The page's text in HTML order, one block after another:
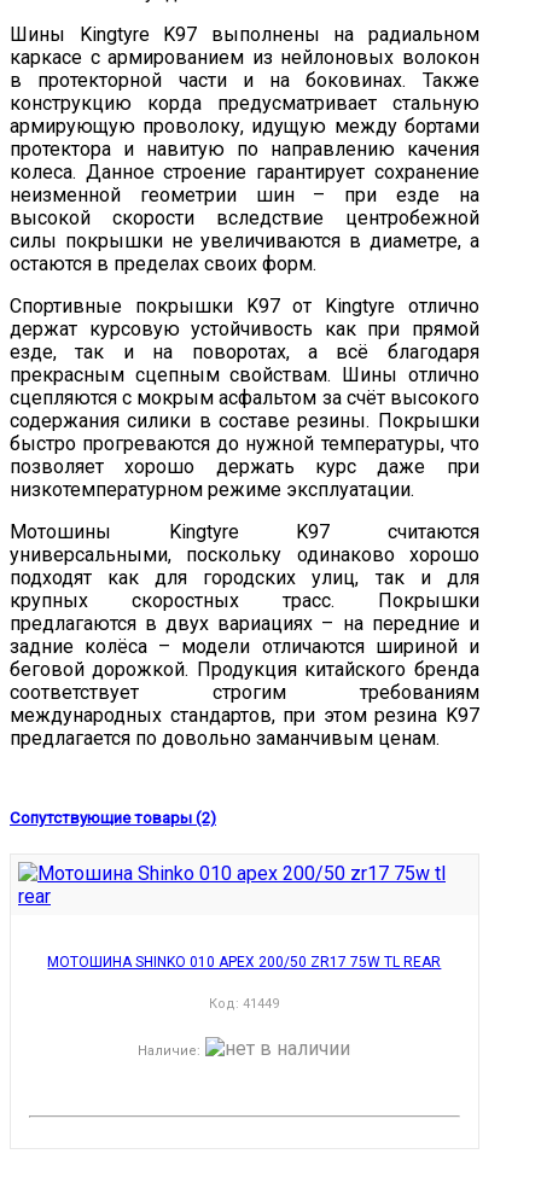
Шины Kingtyre K97 выполнены на радиальном
каркасе с армированием из нейлоновых волокон
в протекторной части и на боковинах. Также
конструкцию корда предусматривает стальную
армирующую проволоку, идущую между бортами
протектора и навитую по направлению качения
колеса. Данное строение гарантирует сохранение
неизменной геометрии шин – при езде на
высокой скорости вследствие центробежной
силы покрышки не увеличиваются в диаметре, а
остаются в пределах своих форм.
Спортивные покрышки K97 от Kingtyre отлично
держат курсовую устойчивость как при прямой
езде, так и на поворотах, а всё благодаря
прекрасным сцепным свойствам. Шины отлично
сцепляются с мокрым асфальтом за счёт высокого
содержания силики в составе резины. Покрышки
быстро прогреваются до нужной температуры, что
позволяет хорошо держать курс даже при
низкотемпературном режиме эксплуатации.
Мотошины Kingtyre K97 считаются
универсальными, поскольку одинаково хорошо
подходят как для городских улиц, так и для
крупных скоростных трасс. Покрышки
предлагаются в двух вариациях – на передние и
задние колёса – модели отличаются шириной и
беговой дорожкой. Продукция китайского бренда
соответствует строгим требованиям
международных стандартов, при этом резина K97
предлагается по довольно заманчивым ценам.
Сопутствующие товары (2)
МОТОШИНА SHINKO 010 APEX 200/50 ZR17 75W TL REAR
Код:41449
Наличие: